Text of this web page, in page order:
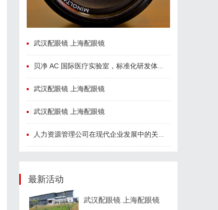
武汉配眼镜 上海配眼镜
贝净 AC 国际医疗实验室，标准化研发体系全解析
武汉配眼镜 上海配眼镜
武汉配眼镜 上海配眼镜
人力资源管理公司在现代企业发展中的关键作用及其管理策略解析
最新活动
武汉配眼镜 上海配眼镜